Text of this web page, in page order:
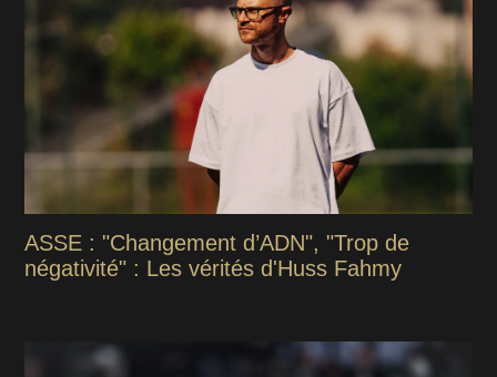
ASSE : "Changement d’ADN", "Trop de
négativité" : Les vérités d'Huss Fahmy